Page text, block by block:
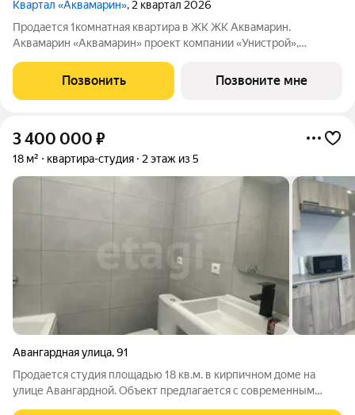
Квартал «Аквамарин», 2 квартал 2026
Продается 1комнатная квартира в ЖК ЖК Аквамарин.
Аквамарин «Аквамарин» проект компании «Унистрой»,
воды. Парк, набережная и озеро для рыбалки создают
атмосферу загородного уикенда в 5 минутах
Позвонить Позвоните мне
3 400 000 ₽
18 м² квартира-студия 2 этаж из 5
Авангардная улица,91
Продается студия площадью 18 кв.м. в кирпичном доме на
улице Авангардной. Объект предлагается с современным